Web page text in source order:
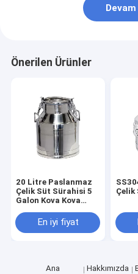
Önerilen Ürünler
20 Litre Paslanmaz
Çelik Süt Sürahisi 5
Galon Kova Kova
En iyi fiyat
Çelik
Ana
Hakkımızda